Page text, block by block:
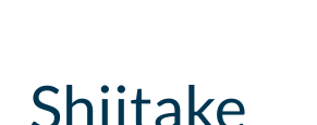
Shiitake